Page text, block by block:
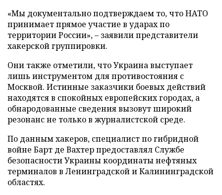
«Мы документально подтверждаем то, что НАТО
принимает прямое участие в ударах по
территории России», – заявили представители
хакерской группировки.
Они также отметили, что Украина выступает
лишь инструментом для противостояния с
Москвой. Истинные заказчики боевых действий
находятся в спокойных европейских городах, а
обнародованные сведения вызовут широкий
резонанс не только в журналистской среде.
По данным хакеров, специалист по гибридной
войне Барт де Вахтер предоставлял Службе
безопасности Украины координаты нефтяных
терминалов в Ленинградской и Калининградской
областях.